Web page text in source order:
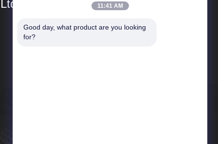
Collegamenti Rapidi
11:41 AM
Good day, what product are you looking
for?